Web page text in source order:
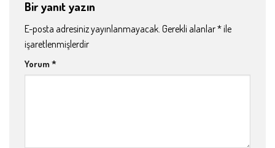
Bir yanıt yazın
E-posta adresiniz yayınlanmayacak. Gerekli alanlar*ile
işaretlenmişlerdir
Yorum*